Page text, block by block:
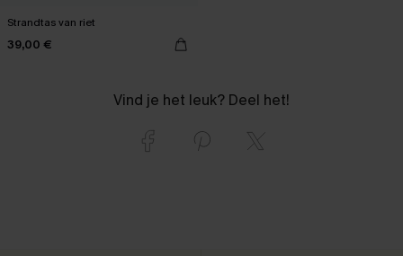
Strandtas van riet
39,00 €
Vind je het leuk? Deel het!